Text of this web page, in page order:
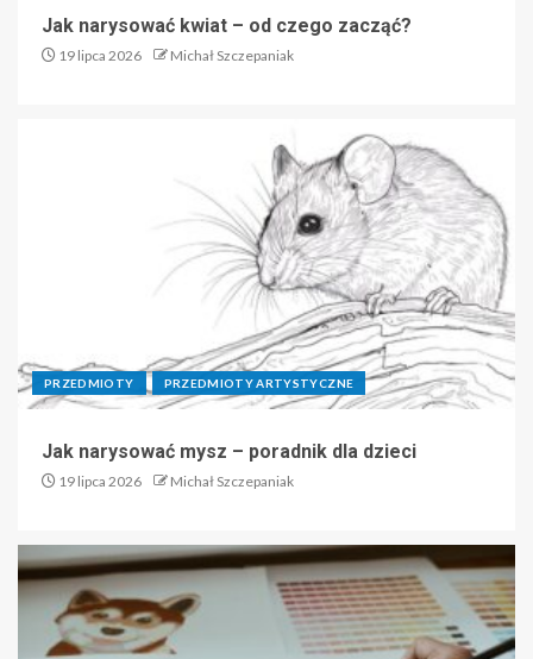
Jak narysować kwiat – od czego zacząć?
19 lipca 2026 Michał Szczepaniak
PRZEDMIOTY PRZEDMIOTY ARTYSTYCZNE
Jak narysować mysz – poradnik dla dzieci
19 lipca 2026 Michał Szczepaniak